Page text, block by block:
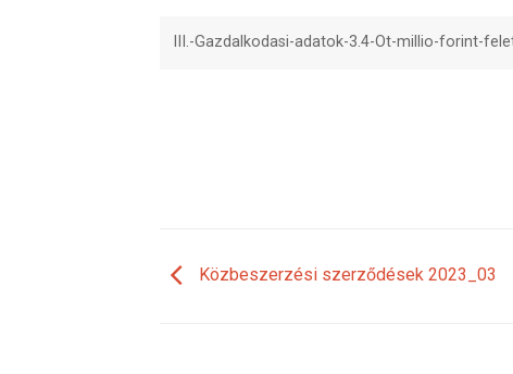
III.-Gazdalkodasi-adatok-3.4-Ot-millio-forint-
Közbeszerzési szerződések 2023_03